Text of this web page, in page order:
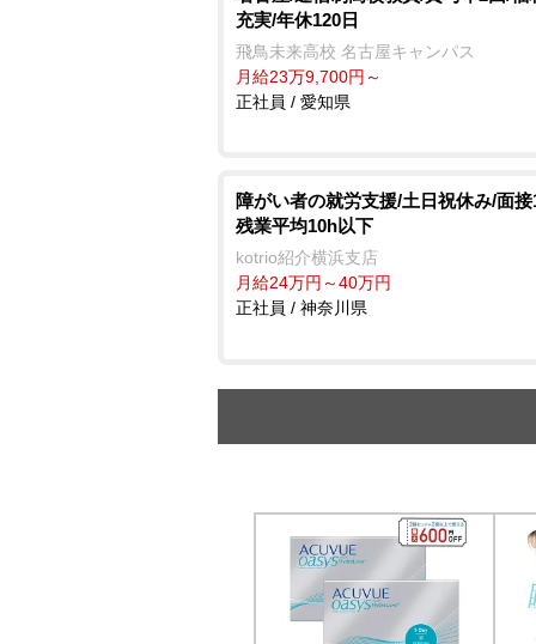
充実/年休120日
飛鳥未来高校 名古屋キャンパス
月給23万9,700円～
正社員 / 愛知県
障がい者の就労支援/土日祝休み/面
残業平均10h以下
kotrio紹介横浜支店
月給24万円～40万円
正社員 / 神奈川県